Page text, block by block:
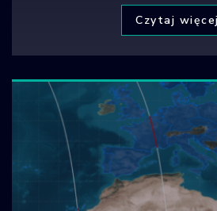
Czytaj więcej